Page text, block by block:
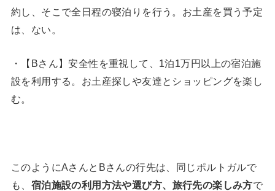
約し、そこで全日程の寝泊りを行う。お土産を買う予定
は、ない。
・【Bさん】安全性を重視して、1泊1万円以上の宿泊施
設を利用する。お土産探しや友達とショッピングを楽し
む。
このようにAさんとBさんの行先は、同じポルトガルで
も、 宿泊施設の利用方法や選び方、旅行先の楽しみ方で